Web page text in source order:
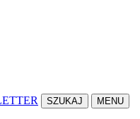
SZUKAJ MENU